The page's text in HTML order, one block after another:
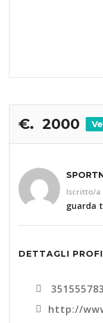
€. 2000
Iscritto/a
guarda
DETTAGLI
http://